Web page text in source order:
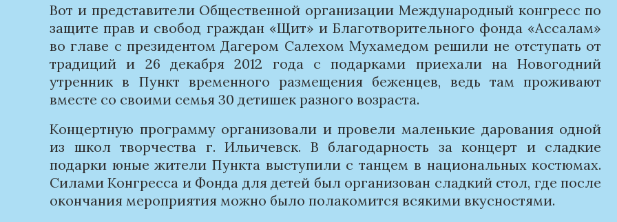
Вот и представители Общественной организации Международный конгресс по
защите прав и свобод граждан «Щит» и Благотворительного фонда «Ассалам»
во главе с президентом Дагером Салехом Мухамедом решили не отступать от
традиций и 26 декабря 2012 года с подарками приехали на Новогодний
утренник в Пункт временного размещения беженцев, ведь там проживают
вместе со своими семья 30 детишек разного возраста.
Концертную программу организовали и провели маленькие дарования одной
из школ творчества г. Ильичевск. В благодарность за концерт и сладкие
подарки юные жители Пункта выступили с танцем в национальных костюмах.
Силами Конгресса и Фонда для детей был организован сладкий стол, где после
окончания мероприятия можно было полакомится всякими вкусностями.